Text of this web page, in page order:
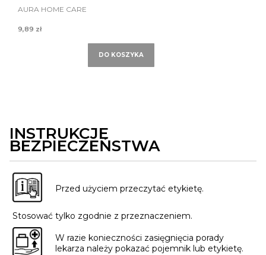
AURA HOME CARE
9,89 zł
DO KOSZYKA
INSTRUKCJE
BEZPIECZEŃSTWA
Przed użyciem przeczytać etykietę.
Stosować tylko zgodnie z przeznaczeniem.
W razie konieczności zasięgnięcia porady
lekarza należy pokazać pojemnik lub etykietę.